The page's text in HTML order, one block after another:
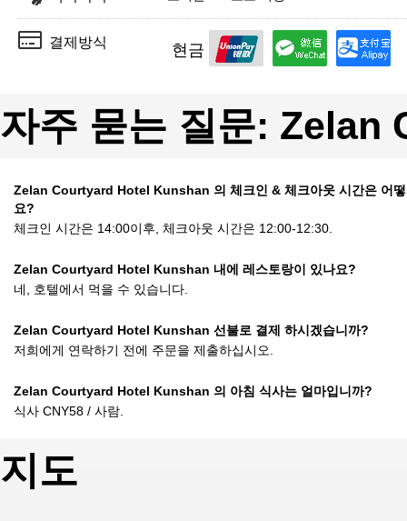
결제방식 현금
자주 묻는 질문:
Zelan Courtyard Hotel Kunshan 의 체크인 & 체크아웃 시간은 어
요?
체크인 시간은 14:00이후, 체크아웃 시간은 12:00-12:30.
Zelan Courtyard Hotel Kunshan 내에 레스토랑이 있나요?
네, 호텔에서 먹을 수 있습니다.
Zelan Courtyard Hotel Kunshan 선불로 결제 하시겠습니까?
저희에게 연락하기 전에 주문을 제출하십시오.
Zelan Courtyard Hotel Kunshan 의 아침 식사는 얼마입니까?
식사 CNY58 / 사람.
지도